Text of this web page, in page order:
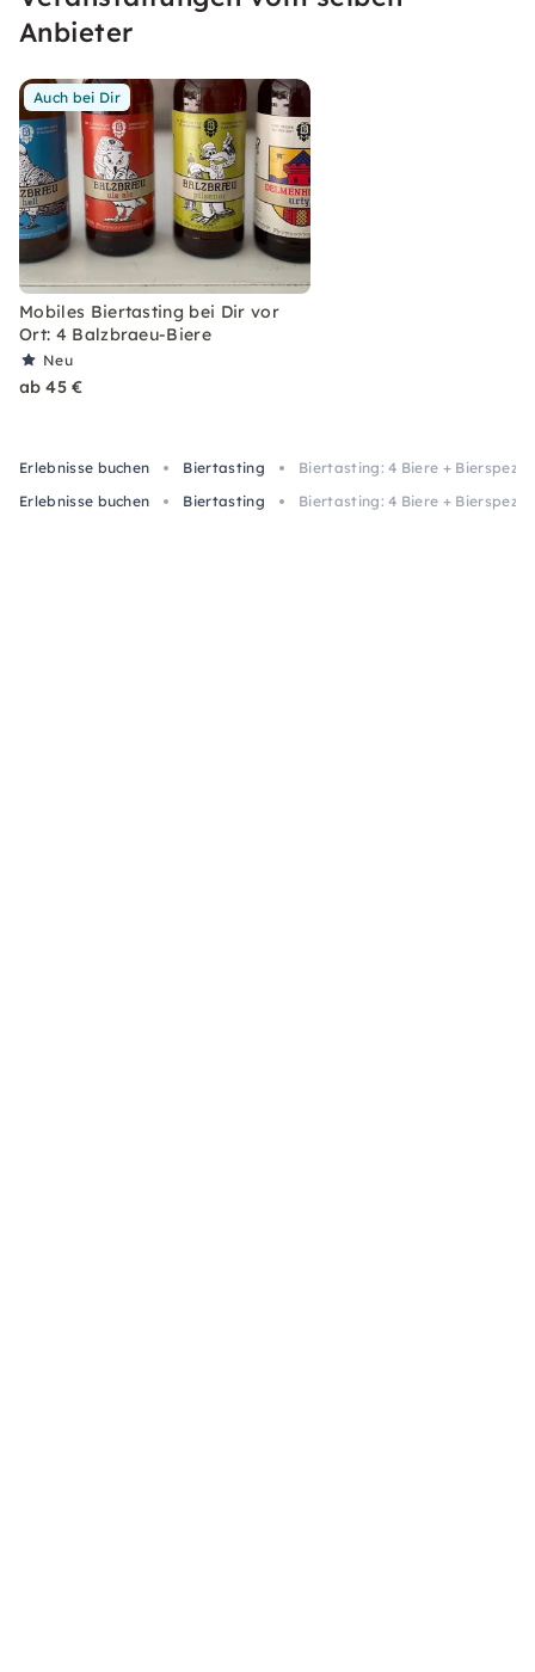
Anbieter
Auch bei Dir
Mobiles Biertasting bei Dir vor
Ort: 4 Balzbraeu-Biere
Neu
ab 45 €
Erlebnisse buchen Biertasting
Biertasting: 4 Biere +
Erlebnisse buchen
Biertasting Biertasting: 4 Biere +